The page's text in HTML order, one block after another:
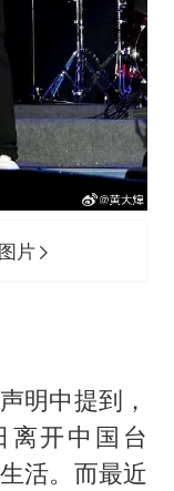
片
明中提到，
离开中国台
活。而最近